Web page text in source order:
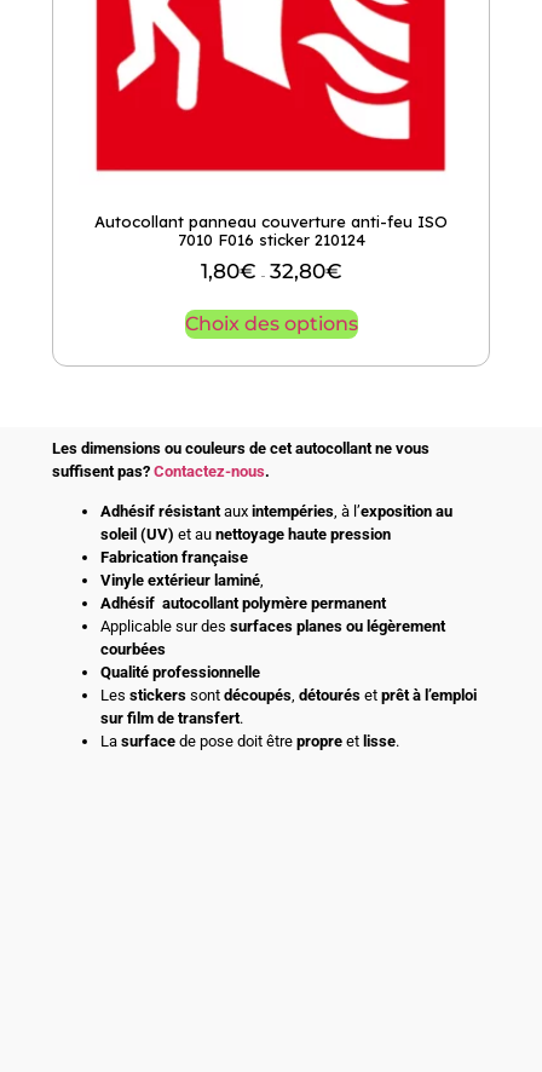
Autocollant panneau couverture anti-feu ISO
7010 F016 sticker 210124
1,80€ – 32,80€
Choix des options
Les dimensions ou couleurs de cet autocollant ne vous
suffisent pas? Contactez-nous.
Adhésif résistantaux intempéries, à l’exposition au
soleil (UV) et au nettoyage haute pression
Fabrication française
Vinyle extérieur laminé,
Adhésif autocollant polymère permanent
Applicable sur des surfaces planes ou légèrement
courbées
Qualité professionnelle
Les stickerssont découpés, détouréset prêt à l’emploi
sur film de transfert.
La surfacede pose doit être propreet lisse.